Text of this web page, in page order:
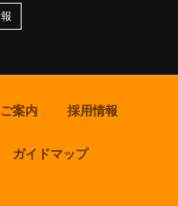
案内 採用情報
ガイドマップ